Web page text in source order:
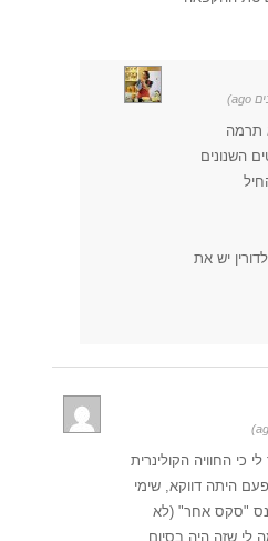
תרמה
השנונים
יש את
כי החוויה הקולינרית
היתה דווקא, שימי
2. לאחר כנס "סקס אחר" (לא
לי שזה היה בסיום